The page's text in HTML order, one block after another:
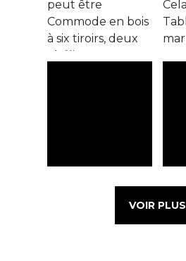
VOIR PLUS